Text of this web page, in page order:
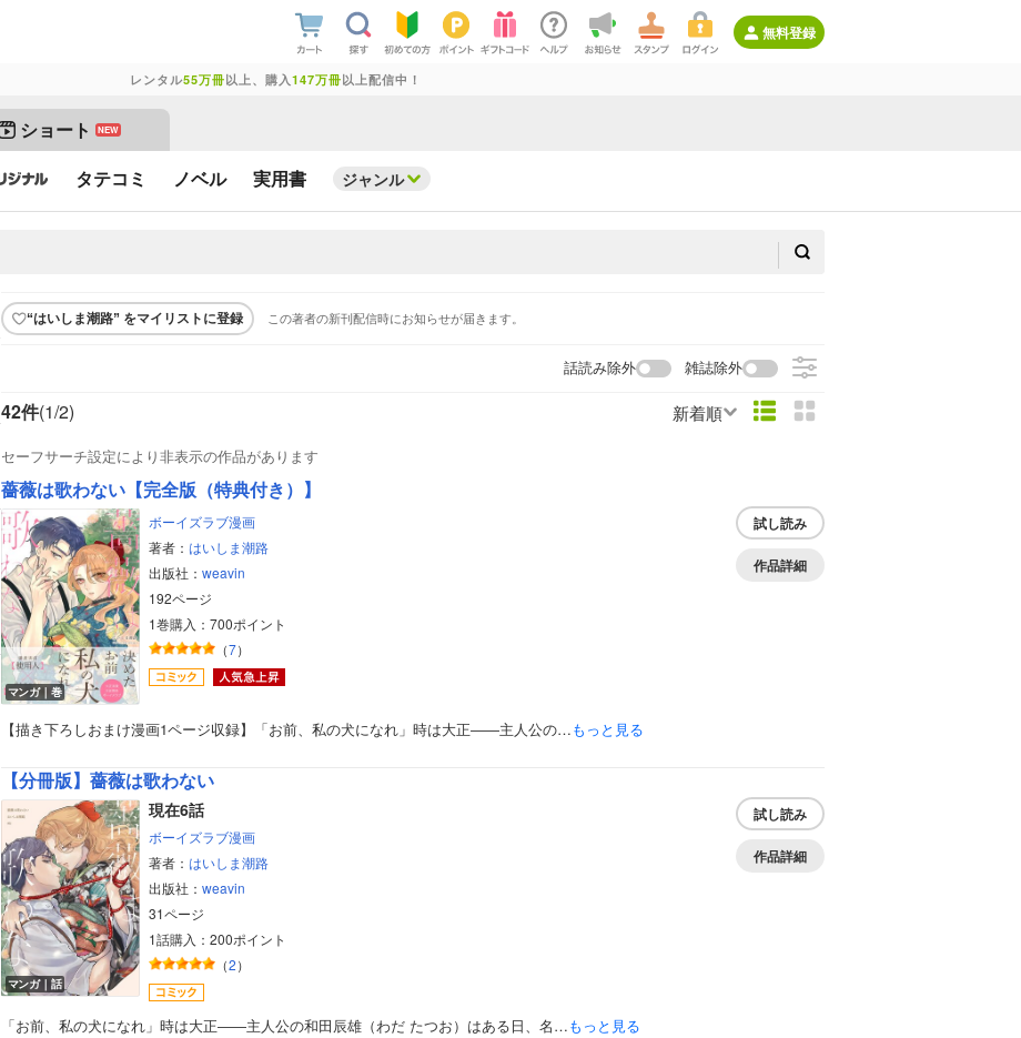
無料登録
レンタル55万冊以上、購入 147万冊以上配信中！
ショート NEW
タテコミ ノベル 実用書 ジャンル
“はいしま潮路” をマイリストに登録 この著者の新刊配信時にお知らせが届きます。
話読み除外 雑誌除外
42件(1/2) 新着順
セーフサーチ設定により非表示の作品があります
薔薇は歌わない【完全版（特典付き）】
マンガ｜巻
ボーイズラブ漫画
著者： はいしま潮路
出版社： weavin
192ページ
1巻購入：700ポイント
（7）
試し読み
作品詳細
【描き下ろしおまけ漫画1ページ収録】「お前、私の犬になれ」時は大正――主人公の…もっと見る
【分冊版】薔薇は歌わない
マンガ｜話
現在6話
ボーイズラブ漫画
著者： はいしま潮路
出版社： weavin
31ページ
1話購入：200ポイント
（2）
試し読み
作品詳細
「お前、私の犬になれ」時は大正――主人公の和田辰雄（わだ たつお）はある日、名…もっと見る